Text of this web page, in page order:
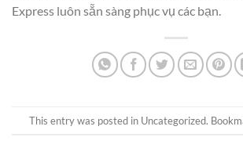
Express luôn sẵn sàng phục vụ các bạn.
This entry was posted in Uncategorized.